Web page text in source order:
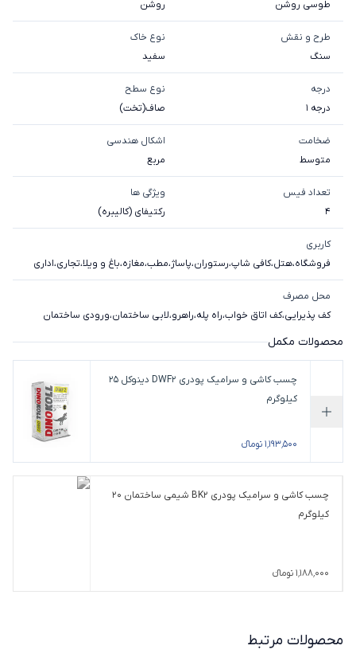
طوسی روشن روشن
طرح و نقش
سنگ
نوع خاک
سفيد
درجه
درجه 1
نوع سطح
صاف(تخت)
ضخامت
متوسط
اشکال هندسی
مربع
تعداد فیس
4
ویژگی ها
رکتیفای (کالیبره)
کاربری
فروشگاه،هتل،کافی شاپ،رستوران،پاساژ،مطب،مغازه،باغ و ویلا،تجاری،اداری
محل مصرف
کف پذیرایی،کف اتاق خواب،راه پله،راهرو،لابی ساختمان،ورودی ساختمان
محصولات مکمل
افزودن به سبد خرید
چسب کاشی و سرامیک پودری DWF2 دینوکل 25
کیلوگرم
۱٬۱۹۳٬۵۰۰ تومانء
چسب کاشی و سرامیک پودری BK2 شیمی ساختمان 20
کیلوگرم
۱٬۱۸۸٬۰۰۰ تومانء
محصولات مرتبط